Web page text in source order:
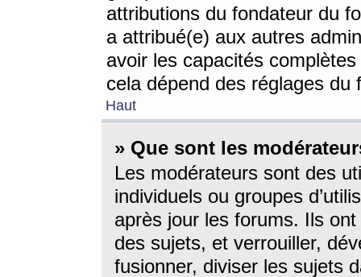
attributions du fondateur du
a attribué(e) aux autres
avoir les capacités
cela dépend des réglages du
Haut
» Que sont les
Les modérateurs sont des
individuels ou groupes
après jour les forums. Ils ont
des sujets, et verrouiller,
fusionner, diviser les sujets